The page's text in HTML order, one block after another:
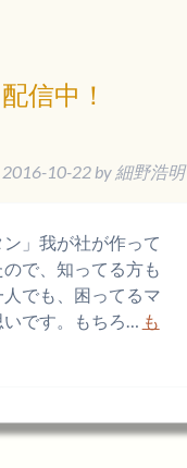
信中！
2016-10-22 by 細野浩明
」我が社が作って
で、知ってる方も
でも、困ってるマ
です。もちろ…
も